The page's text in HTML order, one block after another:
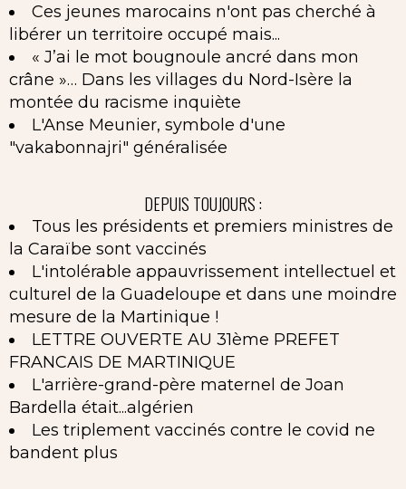
Ces jeunes marocains n'ont pas cherché à
libérer un territoire occupé mais...
« J’ai le mot bougnoule ancré dans mon
crâne »… Dans les villages du Nord-Isère la
montée du racisme inquiète
L'Anse Meunier, symbole d'une
"vakabonnajri" généralisée
DEPUIS TOUJOURS :
Tous les présidents et premiers ministres de
la Caraïbe sont vaccinés
L'intolérable appauvrissement intellectuel et
culturel de la Guadeloupe et dans une moindre
mesure de la Martinique !
LETTRE OUVERTE AU 31ème PREFET
FRANCAIS DE MARTINIQUE
L'arrière-grand-père maternel de Joan
Bardella était...algérien
Les triplement vaccinés contre le covid ne
bandent plus